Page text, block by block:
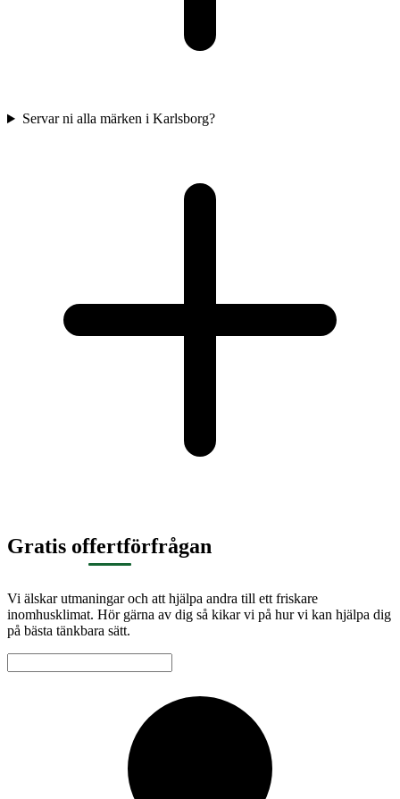
Servar ni alla märken i Karlsborg?
Gratis offertförfrågan
Vi älskar utmaningar och att hjälpa andra till ett friskare
inomhusklimat. Hör gärna av dig så kikar vi på hur vi kan hjälpa dig
på bästa tänkbara sätt.